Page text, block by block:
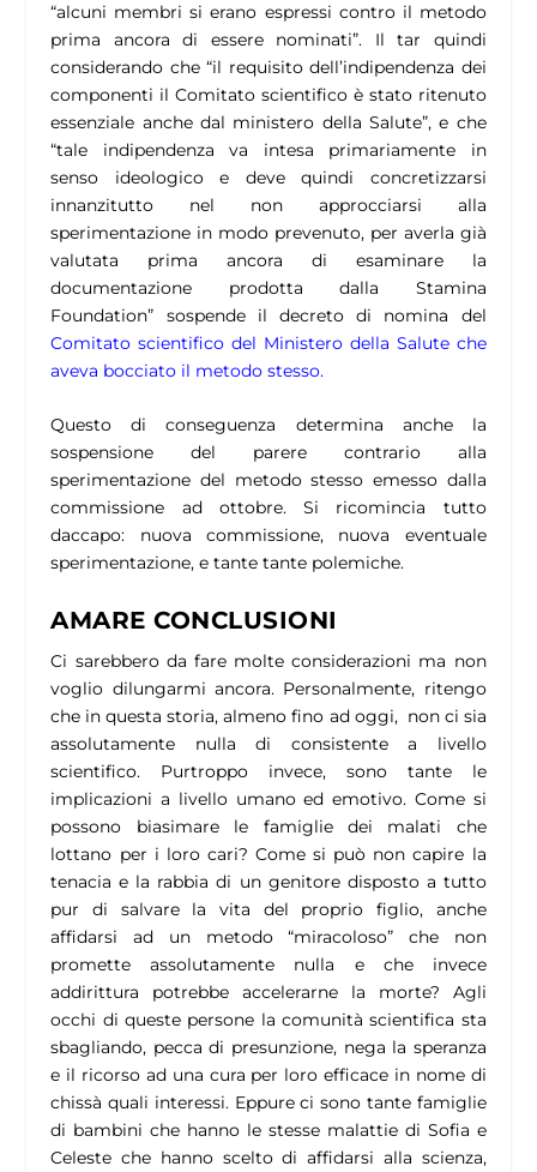
“alcuni membri si erano espressi contro il metodo
prima ancora di essere nominati”. Il tar quindi
considerando che “il requisito dell’indipendenza dei
componenti il Comitato scientifico è stato ritenuto
essenziale anche dal ministero della Salute”, e che
“tale indipendenza va intesa primariamente in
senso ideologico e deve quindi concretizzarsi
innanzitutto nel non approcciarsi alla
sperimentazione in modo prevenuto, per averla già
valutata prima ancora di esaminare la
documentazione prodotta dalla Stamina
Foundation” sospende il decreto di nomina del
Comitato scientifico del Ministero della Salute che
aveva bocciato il metodo stesso.
Questo di conseguenza determina anche la
sospensione del parere contrario alla
sperimentazione del metodo stesso emesso dalla
commissione ad ottobre. Si ricomincia tutto
daccapo: nuova commissione, nuova eventuale
sperimentazione, e tante tante polemiche.
AMARE CONCLUSIONI
Ci sarebbero da fare molte considerazioni ma non
voglio dilungarmi ancora. Personalmente, ritengo
che in questa storia, almeno fino ad oggi, non ci sia
assolutamente nulla di consistente a livello
scientifico. Purtroppo invece, sono tante le
implicazioni a livello umano ed emotivo. Come si
possono biasimare le famiglie dei malati che
lottano per i loro cari? Come si può non capire la
tenacia e la rabbia di un genitore disposto a tutto
pur di salvare la vita del proprio figlio, anche
affidarsi ad un metodo “miracoloso” che non
promette assolutamente nulla e che invece
addirittura potrebbe accelerarne la morte? Agli
occhi di queste persone la comunità scientifica sta
sbagliando, pecca di presunzione, nega la speranza
e il ricorso ad una cura per loro efficace in nome di
chissà quali interessi. Eppure ci sono tante famiglie
di bambini che hanno le stesse malattie di Sofia e
Celeste che hanno scelto di affidarsi alla scienza,